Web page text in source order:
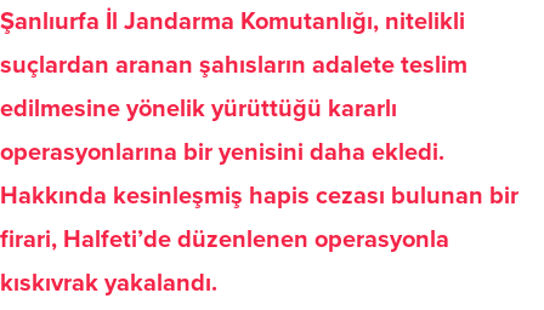
Şanlıurfa İl Jandarma Komutanlığı, nitelikli
suçlardan aranan şahısların adalete teslim
edilmesine yönelik yürüttüğü kararlı
operasyonlarına bir yenisini daha ekledi.
Hakkında kesinleşmiş hapis cezası bulunan bir
firari, Halfeti’de düzenlenen operasyonla
kıskıvrak yakalandı.